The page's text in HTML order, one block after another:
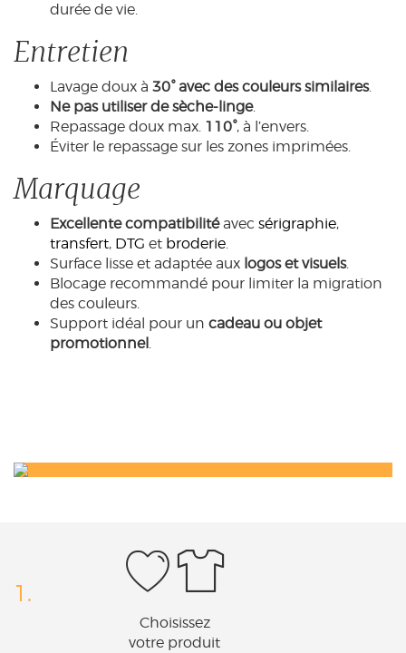
durée de vie.
Entretien
Lavage doux à 30° avec des couleurs similaires.
Ne pas utiliser de sèche-linge.
Repassage doux max. 110°, à l’envers.
Éviter le repassage sur les zones imprimées.
Marquage
Excellente compatibilitéavec sérigraphie,
transfert, DTG et broderie.
Surface lisse et adaptée aux logos et visuels.
Blocage recommandé pour limiter la migration
des couleurs.
Support idéal pour un cadeau ou objet
promotionnel .
1.
Choisissez
votre produit